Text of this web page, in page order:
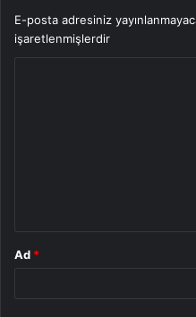
E-posta adresiniz
işaretlenmişlerdir
Ad *